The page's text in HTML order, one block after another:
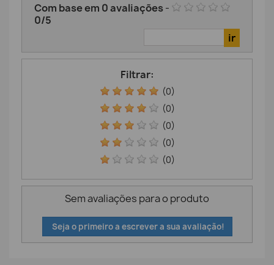
Com base em 0avaliações-
0/5
Filtrar:
(0)
(0)
(0)
(0)
(0)
Sem avaliações para o produto
Seja o primeiro a escrever a sua avaliação!